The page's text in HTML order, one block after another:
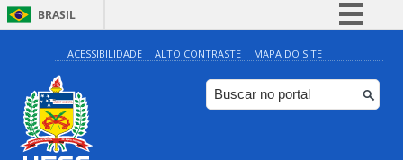
BRASIL
Simplifique!
Comunica BR
Participe
ACESSIBILIDADE ALTO CONTRASTE MAPA DO SITE
0:00